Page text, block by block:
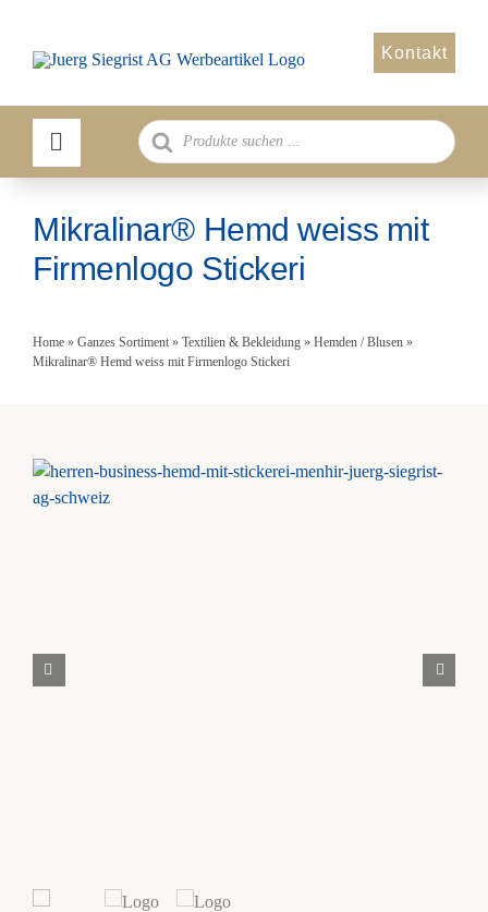
springen
Kontakt
Products
search
Mikralinar® Hemd weiss mit
Firmenlogo Stickeri
Home» Ganzes Sortiment» Textilien & Bekleidung» Hemden / Blusen»
Mikralinar® Hemd weiss mit Firmenlogo Stickeri